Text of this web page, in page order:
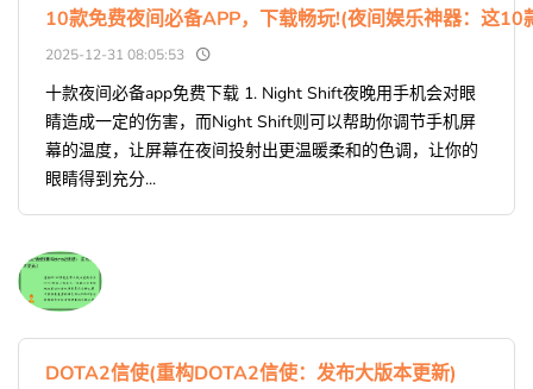
10款免费夜间必备APP，下载畅玩!(夜间娱乐神器：这10
2025-12-31 08:05:53
十款夜间必备app免费下载 1. Night Shift夜晚用手机会对眼
睛造成一定的伤害，而Night Shift则可以帮助你调节手机屏
幕的温度，让屏幕在夜间投射出更温暖柔和的色调，让你的
眼睛得到充分...
DOTA2信使(重构DOTA2信使：发布大版本更新)